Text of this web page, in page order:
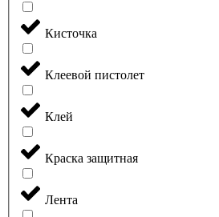
Кисточка
Клеевой пистолет
Клей
Краска защитная
Лента